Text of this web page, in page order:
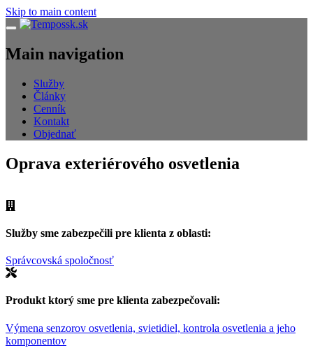
Skip to main content
Navigácia
Main navigation
Služby
Články
Cenník
Kontakt
Objednať
Oprava exteriérového osvetlenia
Služby sme zabezpečili pre klienta z oblasti:
Správcovská spoločnosť
Produkt ktorý sme pre klienta zabezpečovali:
Výmena senzorov osvetlenia, svietidiel, kontrola osvetlenia a jeho
komponentov